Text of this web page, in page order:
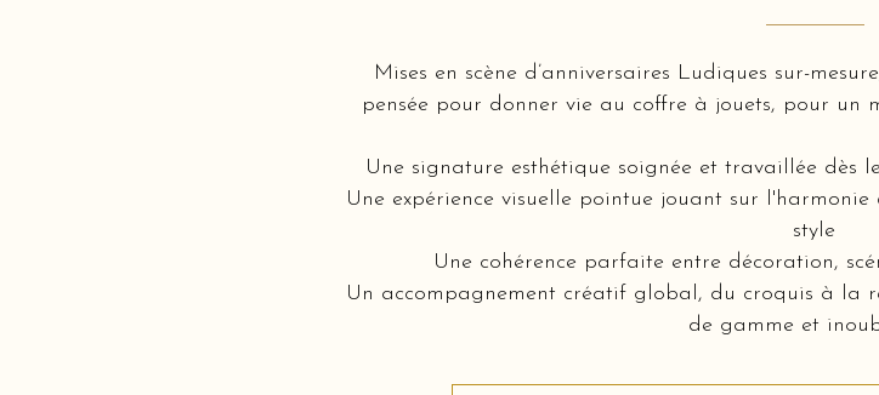
Mises en scène d’anniversaires Ludiques sur-
pensée pour donner vie au coffre à jouets, pour un
Une signature esthétique soignée et travaillée dès
Une expérience visuelle pointue jouant sur
style
Une cohérence parfaite entre décoration,
Un accompagnement créatif global, du croquis à la
de gamme et